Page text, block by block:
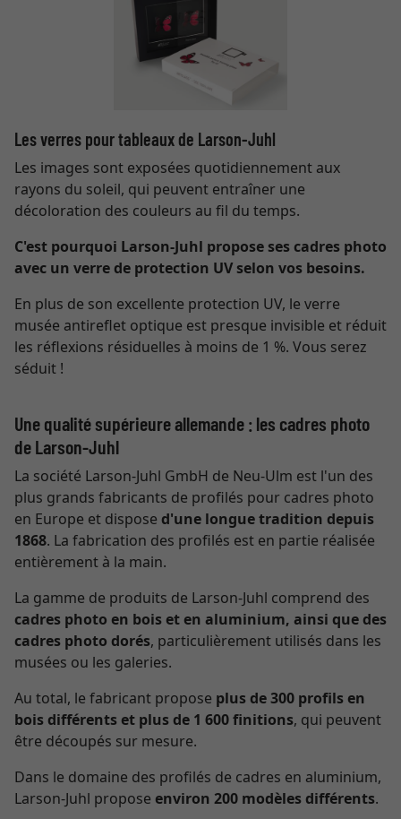
Les verres pour tableaux de Larson-Juhl
Les images sont exposées quotidiennement aux
rayons du soleil, qui peuvent entraîner une
décoloration des couleurs au fil du temps.
C'est pourquoi Larson-Juhl propose ses cadres photo
avec un verre de protection UV selon vos besoins.
En plus de son excellente protection UV, le verre
musée antireflet optique est presque invisible et réduit
les réflexions résiduelles à moins de 1 %. Vous serez
séduit !
Une qualité supérieure allemande : les cadres photo
de Larson-Juhl
La société Larson-Juhl GmbH de Neu-Ulm est l'un des
plus grands fabricants de profilés pour cadres photo
en Europe et dispose d'une longue tradition depuis
1868. La fabrication des profilés est en partie réalisée
entièrement à la main.
La gamme de produits de Larson-Juhl comprend des
cadres photo en bois et en aluminium, ainsi que des
cadres photo dorés, particulièrement utilisés dans les
musées ou les galeries.
Au total, le fabricant propose plus de 300 profils en
bois différents et plus de 1 600 finitions, qui peuvent
être découpés sur mesure.
Dans le domaine des profilés de cadres en aluminium,
Larson-Juhl propose environ 200 modèles différents.